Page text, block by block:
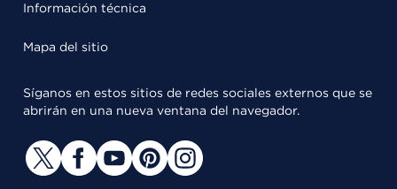
Información técnica
Mapa del sitio
Síganos en estos sitios de redes sociales externos que se
abrirán en una nueva ventana del navegador.